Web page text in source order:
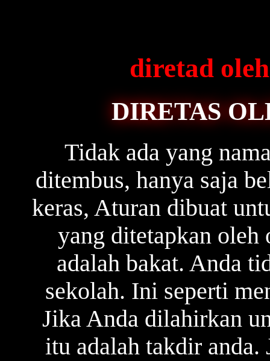
diretad
DIRETAS
Tidak ada yang
ditembus, hanya saja
keras, Aturan dibuat
yang ditetapkan oleh
adalah bakat. Anda
sekolah. Ini seperti
Jika Anda dilahirkan
itu adalah takdir anda.